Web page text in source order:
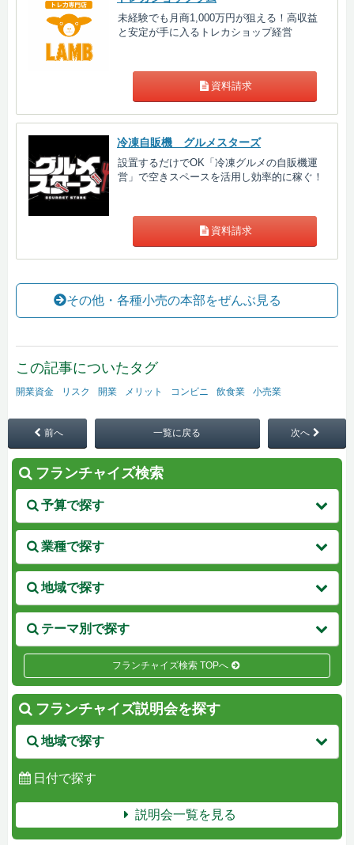
未経験でも月商1,000万円が狙える！高収益
と安定が手に入るトレカショップ経営
資料請求
冷凍自販機 グルメスターズ
設置するだけでOK「冷凍グルメの自販機運
営」で空きスペースを活用し効率的に稼ぐ！
資料請求
その他・各種小売の本部をぜんぶ見る
この記事についたタグ
開業資金 リスク 開業 メリット コンビニ 飲食業 小売業
前へ 一覧に戻る 次へ
フランチャイズ検索
予算で探す
業種で探す
地域で探す
テーマ別で探す
フランチャイズ検索 TOPへ
フランチャイズ説明会を探す
地域で探す
日付で探す
説明会一覧を見る